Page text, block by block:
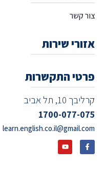
צור קשר
אזורי שירות
פרטי התקשרות
קרליבך 10, תל אביב
1700-077-075
learn.english.co.il@gmail.com